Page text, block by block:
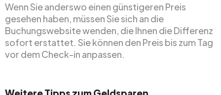
Wenn Sie anderswo einen günstigeren Preis
gesehen haben, müssen Sie sich an die
Buchungswebsite wenden, die Ihnen die Differenz
sofort erstattet. Sie können den Preis bis zum Tag
vor dem Check-in anpassen.